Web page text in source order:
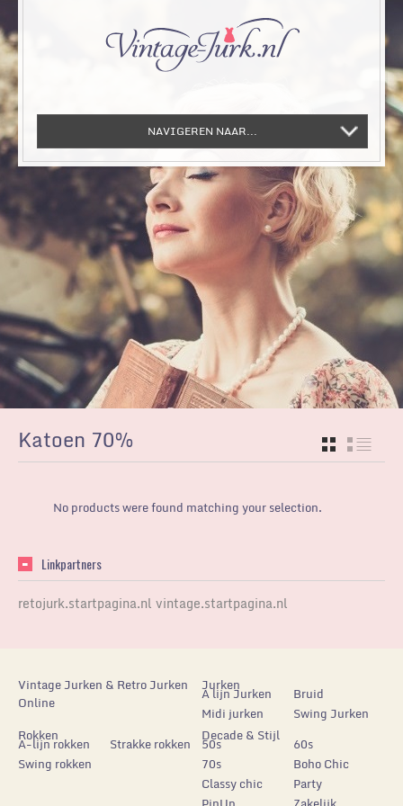
NAVIGEREN NAAR...
Katoen 70% GRID
No products were found matching your selection.
Linkpartners
retojurk.startpagina.nl vintage.startpagina.nl
Vintage Jurken & Retro Jurken
Online
Jurken
A lijn Jurken
Bruid
Midi jurken
Swing Jurken
Rokken
A-lijn rokken
Strakke rokken
Swing rokken
Decade & Stijl
50s
60s
70s
Boho Chic
Classy chic
Party